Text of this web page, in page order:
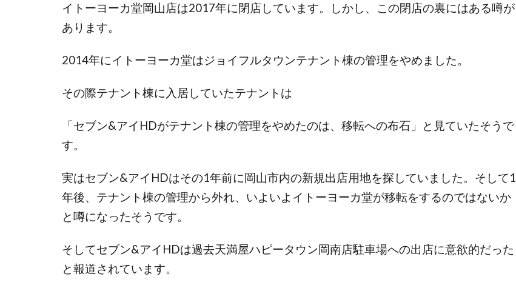
イトーヨーカ堂岡山店は2017年に閉店しています。しかし、この閉店の裏にはある噂が
あります。
2014年にイトーヨーカ堂はジョイフルタウンテナント棟の管理をやめました。
その際テナント棟に入居していたテナントは
「セブン&アイHDがテナント棟の管理をやめたのは、移転への布石」と見ていたそうで
す。
実はセブン&アイHDはその1年前に岡山市内の新規出店用地を探していました。そして1
年後、テナント棟の管理から外れ、いよいよイトーヨーカ堂が移転をするのではないか
と噂になったそうです。
そしてセブン&アイHDは過去天満屋ハピータウン岡南店駐車場への出店に意欲的だった
と報道されています。